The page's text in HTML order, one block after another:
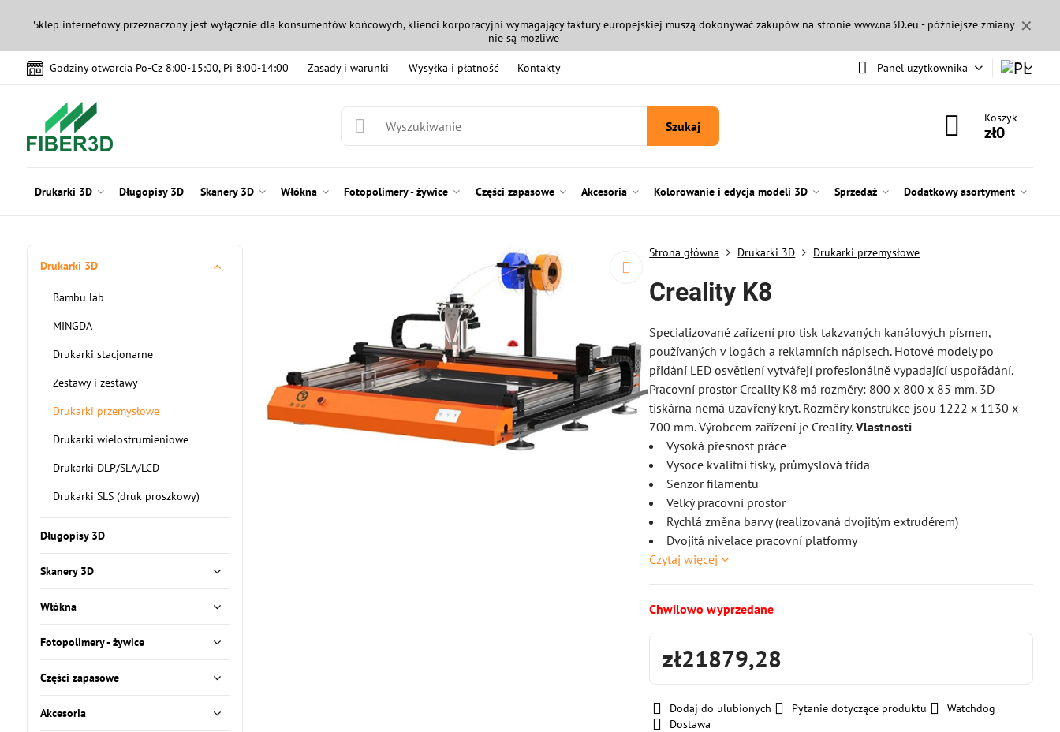
✕
Sklep internetowy przeznaczony jest wyłącznie dla konsumentów końcowych, klienci korporacyjni wymagający faktury europejskiej muszą dokonywać zakupów na stronie www.na3D.eu - późniejsze zmiany
nie są możliwe
Godziny otwarcia Po-Cz 8:00-15:00, Pi 8:00-14:00 Zasady i warunki Wysyłka i płatność Kontakty Panel użytkownika
Szukaj
Koszyk
zł0
Drukarki 3D Długopisy 3D Skanery 3D Włókna Fotopolimery - żywice Części zapasowe Akcesoria Kolorowanie i edycja modeli 3D Sprzedaż Dodatkowy asortyment
Strona główna Drukarki 3D Drukarki przemysłowe
Creality K8
Specializované zařízení pro tisk takzvaných kanálových písmen,
používaných v logách a reklamních nápisech. Hotové modely po
přidání LED osvětlení vytvářejí profesionálně vypadající uspořádání.
Pracovní prostor Creality K8 má rozměry: 800 x 800 x 85 mm. 3D
tiskárna nemá uzavřený kryt. Rozměry konstrukce jsou 1222 x 1130 x
700 mm. Výrobcem zařízení je Creality.Vlastnosti
Vysoká přesnost práce
Vysoce kvalitní tisky, průmyslová třída
Senzor filamentu
Velký pracovní prostor
Rychlá změna barvy (realizovaná dvojitým extrudérem)
Dvojitá nivelace pracovní platformy
Czytaj więcej
Chwilowo wyprzedane
zł21879,28
Dodaj do ulubionych Pytanie dotyczące produktu
Watchdog
Dostawa
Drukarki 3D
Bambu lab
MINGDA
Drukarki stacjonarne
Zestawy i zestawy
Drukarki przemysłowe
Drukarki wielostrumieniowe
Drukarki DLP/SLA/LCD
Drukarki SLS (druk proszkowy)
Długopisy 3D
Skanery 3D
Włókna
Fotopolimery - żywice
Części zapasowe
Akcesoria